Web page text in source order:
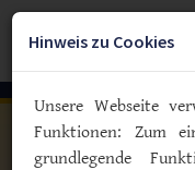
Zum
Hauptinhalt
Hinweis zu Cookies
Unsere Webseite
Funktionen: Zum
grundlegende